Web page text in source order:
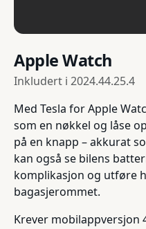
Apple Watch
Inkludert i 2024.44.25.4
Med Tesla for Apple
som en nøkkel og låse
på en knapp – akkurat
kan også se bilens
komplikasjon og utføre
bagasjerommet.
Krever mobilappversjon